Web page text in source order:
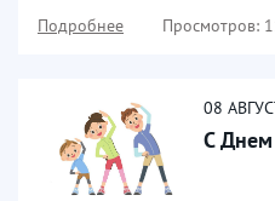
Подробнее Просмотров:
08
С Днем